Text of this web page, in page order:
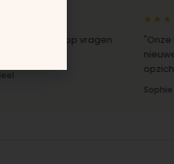
reactie op vragen
★★★★★
"Onze
nieuwe
opzichte
Sophie ·